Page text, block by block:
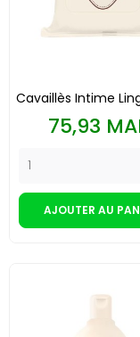
Cavaillès Intime
Prix
75,93
AJOUTER AU